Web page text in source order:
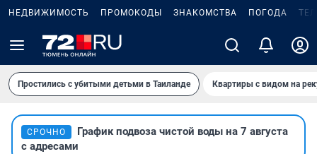
НЕДВИЖИМОСТЬ ПРОМОКОДЫ ЗНАКОМСТВА ПОГОДА
Простились с убитыми детьми в Таиланде Квартиры с видом на
СРОЧНО
График подвоза чистой воды на 7 августа
с адресами